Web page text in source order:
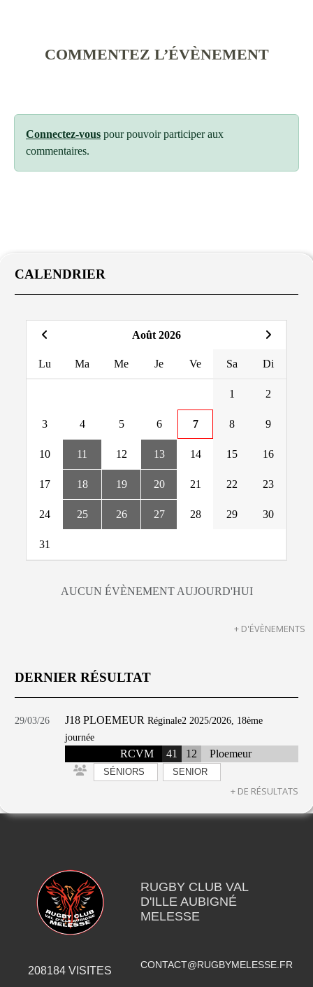
COMMENTEZ L’ÉVÈNEMENT
Connectez-vous pour pouvoir participer aux
commentaires.
CALENDRIER
Août 2026
Lu Ma Me Je Ve Sa Di
1 2
3 4 5 6 7 8 9
10 11 12 13 14 15 16
17 18 19 20 21 22 23
24 25 26 27 28 29 30
31
AUCUN ÉVÈNEMENT AUJOURD'HUI
+ D'ÉVÈNEMENTS
DERNIER RÉSULTAT
29/03/26 J18 PLOEMEUR Réginale2 2025/2026, 18ème
journée
RCVM 41 12 Ploemeur
SÉNIORS SENIOR
+ DE RÉSULTATS
208184 VISITES
RUGBY CLUB VAL
D'ILLE AUBIGNÉ
MELESSE
CONTACT@RUGBYMELESSE.FR